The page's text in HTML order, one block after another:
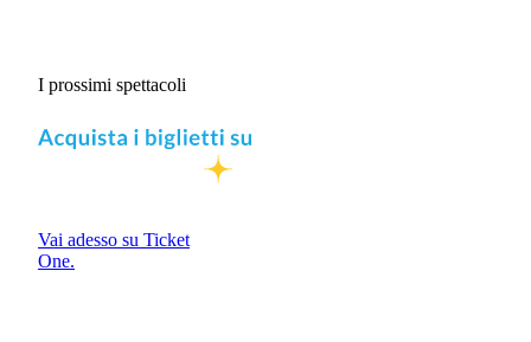
I prossimi spettacoli
Vai adesso su Ticket
One.